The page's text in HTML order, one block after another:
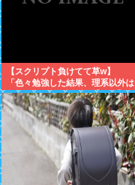
【スクリプト負けてて草w】
「色々勉強した結果、理系以外は
エラー品だと気付いた【ガチ】」
について、もっと具体的に話そう
か